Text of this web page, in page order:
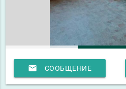
email СООБЩЕНИЕ